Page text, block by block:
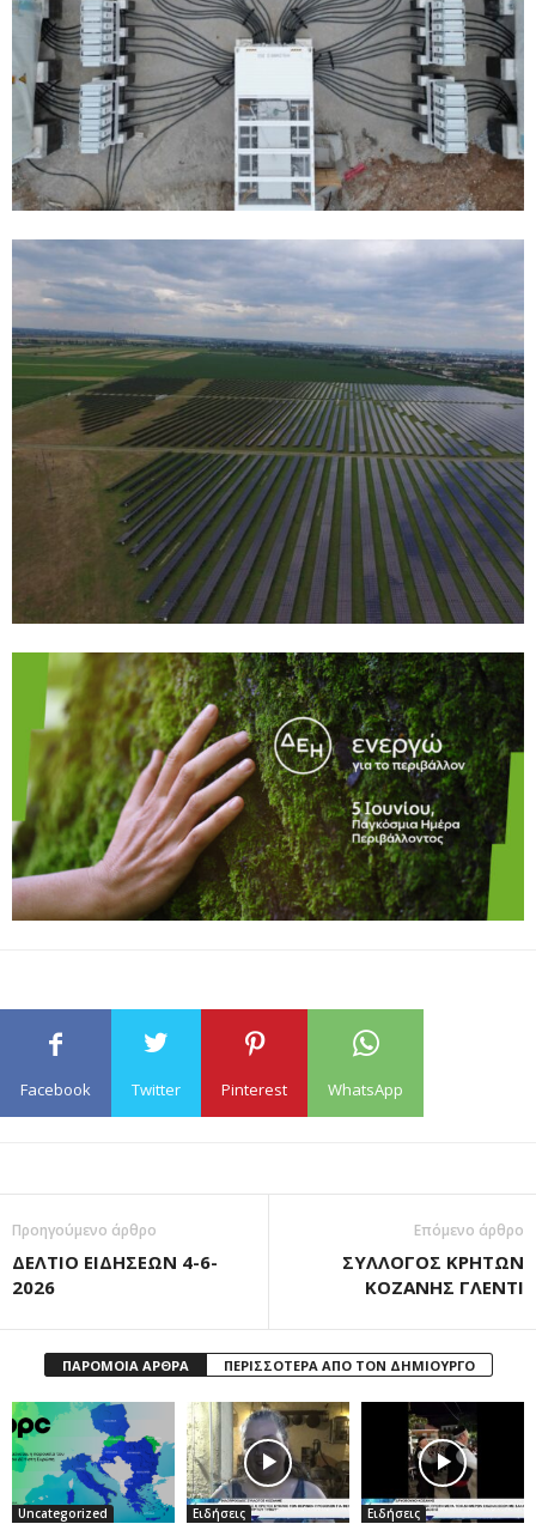
Facebook Twitter Pinterest WhatsApp
Προηγούμενο άρθρο
ΔΕΛΤΙΟ ΕΙΔΗΣΕΩΝ 4-6-
2026
Επόμενο άρθρο
ΣΥΛΛΟΓΟΣ ΚΡΗΤΩΝ
ΚΟΖΑΝΗΣ ΓΛΕΝΤΙ
ΠΑΡΟΜΟΙΑ ΑΡΘΡΑ ΠΕΡΙΣΣΟΤΕΡΑ ΑΠΟ ΤΟΝ ΔΗΜΙΟΥΡΓΟ
Uncategorized Ειδήσεις Ειδήσεις